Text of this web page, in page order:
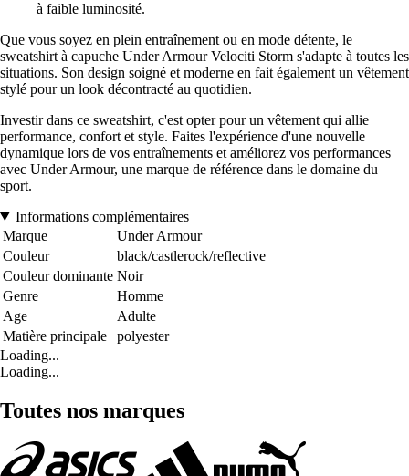
à faible luminosité.
Que vous soyez en plein entraînement ou en mode détente, le
sweatshirt à capuche Under Armour Velociti Storm s'adapte à toutes les
situations. Son design soigné et moderne en fait également un vêtement
stylé pour un look décontracté au quotidien.
Investir dans ce sweatshirt, c'est opter pour un vêtement qui allie
performance, confort et style. Faites l'expérience d'une nouvelle
dynamique lors de vos entraînements et améliorez vos performances
avec Under Armour, une marque de référence dans le domaine du
sport.
Informations complémentaires
Marque
Under Armour
Couleur
black/castlerock/reflective
Couleur dominante Noir
Genre
Homme
Age
Adulte
Matière principale
polyester
Loading...
Loading...
Toutes nos marques